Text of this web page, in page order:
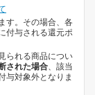
す。その場合、各
付与される還元ポ
られる商品につい
された場合、該当
与対象外となりま